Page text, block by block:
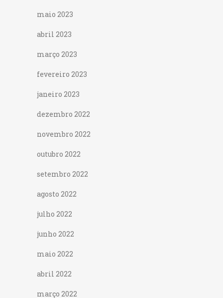
maio 2023
abril 2023
março 2023
fevereiro 2023
janeiro 2023
dezembro 2022
novembro 2022
outubro 2022
setembro 2022
agosto 2022
julho 2022
junho 2022
maio 2022
abril 2022
março 2022